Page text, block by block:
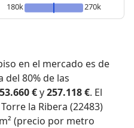
180k
270k
en el mercado es de
del 80% de las
53.660 €y257.118 €. El
la Ribera (22483)
(precio por metro